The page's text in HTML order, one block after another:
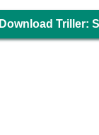
Download Triller: